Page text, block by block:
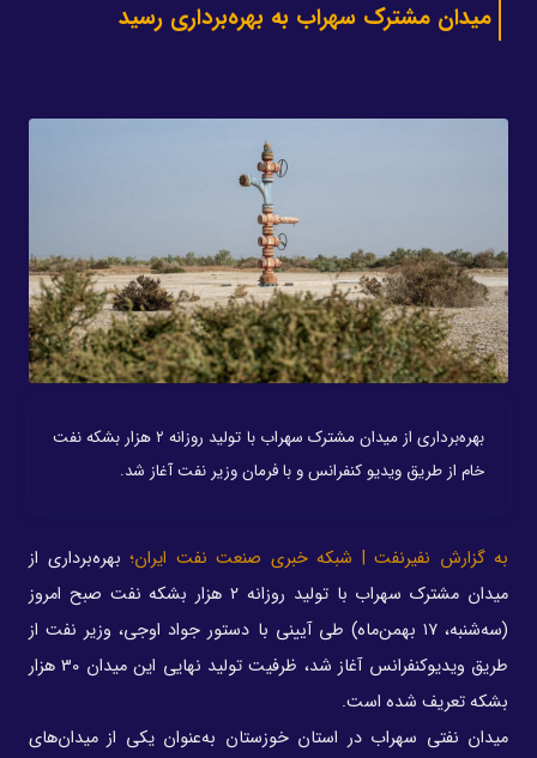
میدان مشترک سهراب به بهره‌برداری رسید
بهره‌برداری از میدان مشترک سهراب با تولید روزانه ۲ هزار بشکه نفت
خام از طریق ویدیو کنفرانس و با فرمان وزیر نفت آغاز شد.
به گزارش نفیرنفت | شبکه خبری صنعت نفت ایران؛ بهره‌برداری از
میدان مشترک سهراب با تولید روزانه ۲ هزار بشکه نفت صبح امروز
(سه‌شنبه، ۱۷ بهمن‌ماه) طی آیینی با دستور جواد اوجی، وزیر نفت از
طریق ویدیوکنفرانس آغاز شد، ظرفیت تولید نهایی این میدان 30 هزار
بشکه تعریف شده است.
میدان نفتی سهراب در استان خوزستان به‌عنوان یکی از میدان‌های